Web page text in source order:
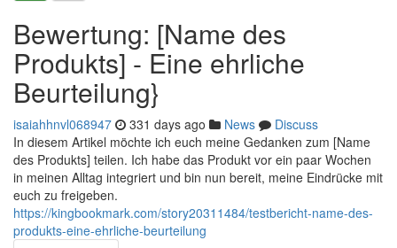
Bewertung: [Name des
Produkts] - Eine ehrliche
Beurteilung}
isaiahhnvl068947 331 days ago News
Discuss
In diesem Artikel möchte ich euch meine Gedanken zum [Name
des Produkts] teilen. Ich habe das Produkt vor ein paar Wochen
in meinen Alltag integriert und bin nun bereit, meine Eindrücke mit
euch zu freigeben.
https://kingbookmark.com/story20311484/testbericht-name-des-
produkts-eine-ehrliche-beurteilung